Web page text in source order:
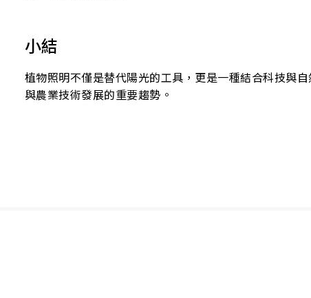
小結
植物照明不僅是替代陽光的工具，更是一種結合科技與
與農業技術發展的重要趨勢。